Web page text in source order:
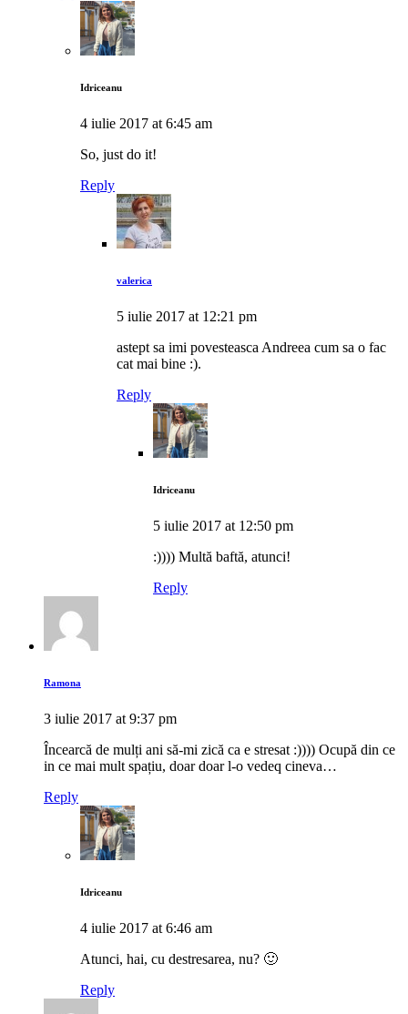
Idriceanu
4 iulie 2017 at 6:45 am
So, just do it!
Reply
valerica
5 iulie 2017 at 12:21 pm
astept sa imi povesteasca Andreea cum sa o fac
cat mai bine :).
Reply
Idriceanu
5 iulie 2017 at 12:50 pm
:)))) Multă baftă, atunci!
Reply
Ramona
3 iulie 2017 at 9:37 pm
Încearcă de mulți ani să-mi zică ca e stresat :)))) Ocupă din ce
in ce mai mult spațiu, doar doar l-o vedeq cineva…
Reply
Idriceanu
4 iulie 2017 at 6:46 am
Atunci, hai, cu destresarea, nu? 🙂
Reply